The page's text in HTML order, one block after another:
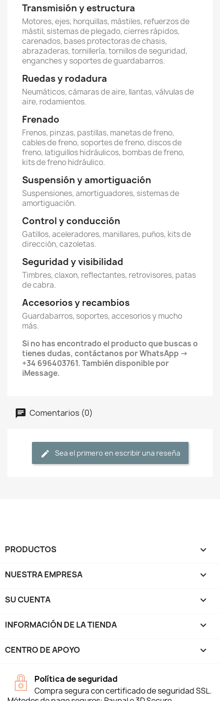
Transmisión y estructura
Motores, ejes, horquillas, mástiles, refuerzos de
mástil, sistemas de plegado, cierres rápidos,
carenados, bases protectoras de chasis,
abrazaderas, tornillería, tornillos de seguridad,
enganches y soportes de guardabarros.
Ruedas y rodadura
Neumáticos, cámaras de aire, llantas, válvulas de
aire, rodamientos.
Frenado
Frenos, pinzas, pastillas, manetas de freno,
cables de freno, soportes de freno, discos de
freno, latiguillos hidráulicos, bombas de freno,
kits de freno hidráulico.
Suspensión y amortiguación
Suspensiones, amortiguadores, sistemas de
amortiguación.
Control y conducción
Gatillos, aceleradores, manillares, puños, kits de
dirección, cazoletas.
Seguridad y visibilidad
Timbres, claxon, reflectantes, retrovisores, patas
de cabra.
Accesorios y recambios
Guardabarros, soportes, accesorios y mucho
más.
Si no has encontrado el producto que buscas o
tienes dudas, contáctanos por WhatsApp →
+34 696403761. También disponible por
iMessage.
Comentarios (0)
Sea el primero en escribir una reseña
PRODUCTOS 
NUESTRA EMPRESA 
SU CUENTA 
INFORMACIÓN DE LA TIENDA keyboard_arrow_down
CENTRO DE APOYO 
Política de seguridad
Compra segura con certificado de seguridad SSL.